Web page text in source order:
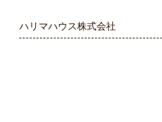
ハリマハウス株式会社